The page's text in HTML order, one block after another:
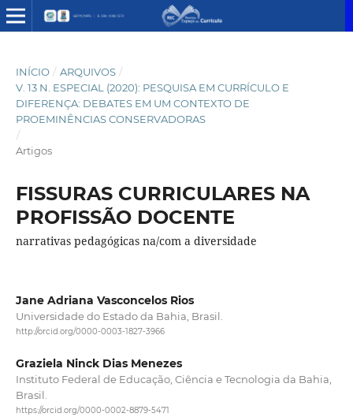
INÍCIO / ARQUIVOS /
V. 13 N. ESPECIAL (2020): PESQUISA EM CURRÍCULO E
DIFERENÇA: DEBATES EM UM CONTEXTO DE
PROEMINÊNCIAS CONSERVADORAS
/
Artigos
FISSURAS CURRICULARES NA
PROFISSÃO DOCENTE
narrativas pedagógicas na/com a diversidade
Jane Adriana Vasconcelos Rios
Universidade do Estado da Bahia, Brasil.
http://orcid.org/0000-0003-1827-3966
Graziela Ninck Dias Menezes
Instituto Federal de Educação, Ciência e Tecnologia da Bahia,
Brasil.
https://orcid.org/0000-0002-8879-5471